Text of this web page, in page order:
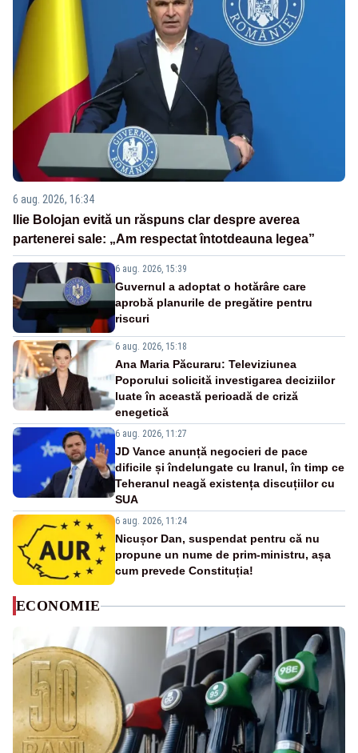
6 aug. 2026, 16:34
Ilie Bolojan evită un răspuns clar despre averea
partenerei sale: „Am respectat întotdeauna legea”
6 aug. 2026, 15:39
Guvernul a adoptat o hotărâre care
aprobă planurile de pregătire pentru
riscuri
6 aug. 2026, 15:18
Ana Maria Păcuraru: Televiziunea
Poporului solicită investigarea deciziilor
luate în această perioadă de criză
enegetică
6 aug. 2026, 11:27
JD Vance anunță negocieri de pace
dificile și îndelungate cu Iranul, în timp ce
Teheranul neagă existența discuțiilor cu
SUA
6 aug. 2026, 11:24
Nicușor Dan, suspendat pentru că nu
propune un nume de prim-ministru, așa
cum prevede Constituția!
ECONOMIE